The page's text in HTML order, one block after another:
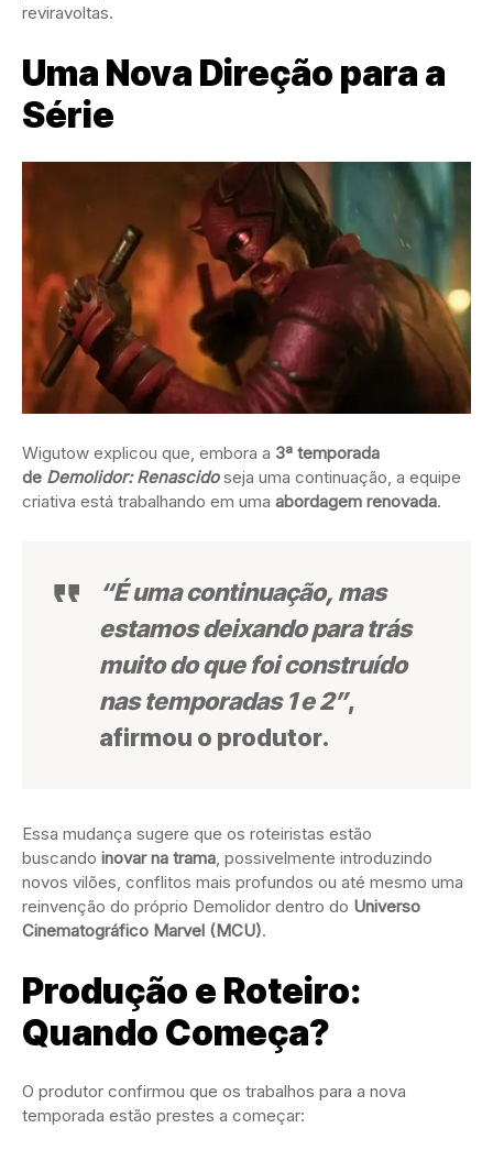
reviravoltas.
Uma Nova Direção para a
Série
Wigutow explicou que, embora a 3ª temporada
de Demolidor: Renascidoseja uma continuação, a equipe
criativa está trabalhando em uma abordagem renovada.
“É uma continuação, mas
estamos deixando para trás
muito do que foi construído
nas temporadas 1 e 2”,
afirmou o produtor.
Essa mudança sugere que os roteiristas estão
buscando inovar na trama, possivelmente introduzindo
novos vilões, conflitos mais profundos ou até mesmo uma
reinvenção do próprio Demolidor dentro do Universo
Cinematográfico Marvel (MCU).
Produção e Roteiro:
Quando Começa?
O produtor confirmou que os trabalhos para a nova
temporada estão prestes a começar: